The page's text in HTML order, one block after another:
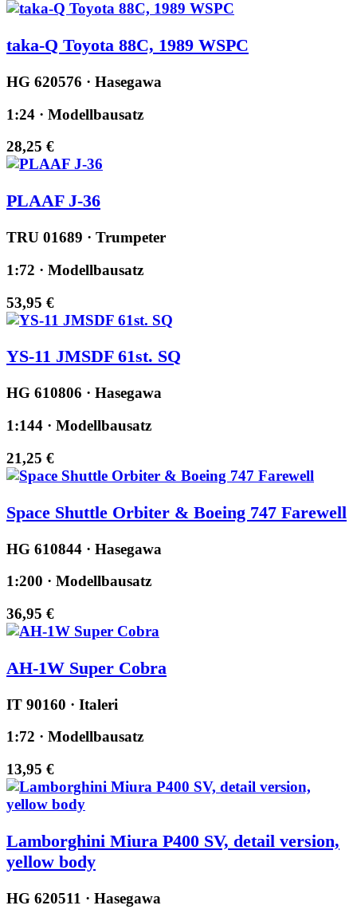
taka-Q Toyota 88C, 1989 WSPC
HG 620576 · Hasegawa
1:24 · Modellbausatz
28,25 €
PLAAF J-36
TRU 01689 · Trumpeter
1:72 · Modellbausatz
53,95 €
YS-11 JMSDF 61st. SQ
HG 610806 · Hasegawa
1:144 · Modellbausatz
21,25 €
Space Shuttle Orbiter & Boeing 747 Farewell
HG 610844 · Hasegawa
1:200 · Modellbausatz
36,95 €
AH-1W Super Cobra
IT 90160 · Italeri
1:72 · Modellbausatz
13,95 €
Lamborghini Miura P400 SV, detail version,
yellow body
HG 620511 · Hasegawa